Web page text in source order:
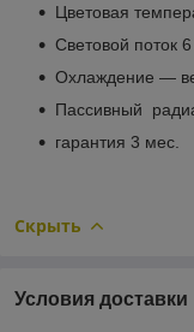
Цветовая
Световой поток
Охлаждение —
Пассивный
гарантия 3 мес.
Скрыть
Условия доставки